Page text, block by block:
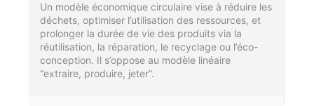
Un modèle économique circulaire vise à réduire les
déchets, optimiser l’utilisation des ressources, et
prolonger la durée de vie des produits via la
réutilisation, la réparation, le recyclage ou l’éco-
conception. Il s’oppose au modèle linéaire
“extraire, produire, jeter”.